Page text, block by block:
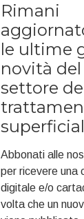
Rimani
le ultime
novità del
settore
Abbonati alle
per ricevere una
digitale e/o
volta che un